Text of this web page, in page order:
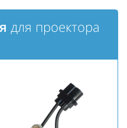
для проектора